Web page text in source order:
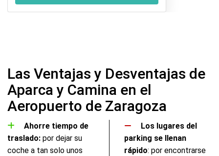
Las Ventajas y Desventajas de
Aparca y Camina en el
Aeropuerto de Zaragoza
Ahorre tiempo de
traslado: por dejar su
coche a tan solo unos
Los lugares del
parking se llenan
rápido: por encontrarse